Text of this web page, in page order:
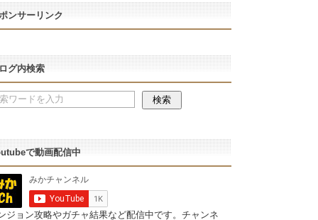
ンサーリンク
グ内検索
で動画配信中
ジョン攻略やガチャ結果など配信中です。チャンネ